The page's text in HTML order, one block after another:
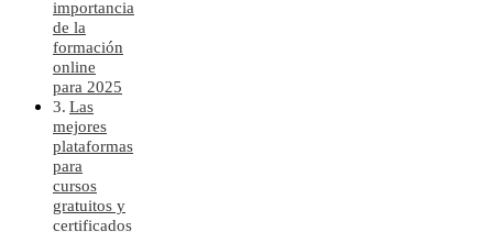
importancia
de la
formación
online
para 2025
Las
mejores
plataformas
para
cursos
gratuitos y
certificados